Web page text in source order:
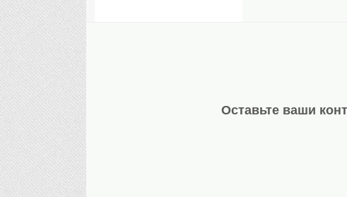
Оставьте ваши